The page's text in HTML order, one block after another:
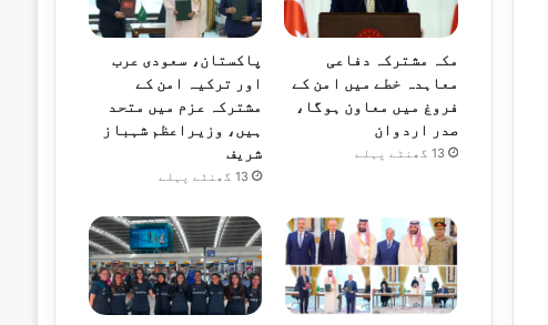
مکہ مشترکہ دفاعی
معاہدہ خطے میں امن کے
فروغ میں معاون ہوگا،
صدر اردوان
13 گھنٹے پہلے
پاکستان، سعودی عرب
اور ترکیہ امن کے
مشترکہ عزم میں متحد
ہیں، وزیراعظم شہباز
شریف
13 گھنٹے پہلے